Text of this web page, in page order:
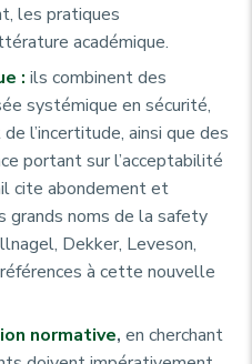
les pratiques
académique.
: ils combinent des
systémique en sécurité,
l’incertitude, ainsi que des
portant sur l’acceptabilité
cite abondement et
noms de la safety
Dekker, Leveson,
à cette nouvelle
normative, en cherchant